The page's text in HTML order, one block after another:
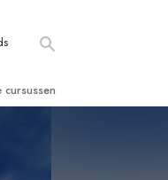
cursussen